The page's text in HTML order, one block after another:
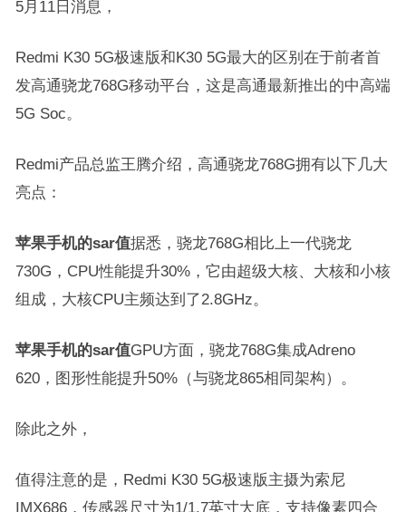
5月11日消息，
Redmi K30 5G极速版和K30 5G最大的区别在于前者首
发高通骁龙768G移动平台，这是高通最新推出的中高端
5G Soc。
Redmi产品总监王腾介绍，高通骁龙768G拥有以下几大
亮点：
苹果手机的sar值据悉，骁龙768G相比上一代骁龙
730G，CPU性能提升30%，它由超级大核、大核和小核
组成，大核CPU主频达到了2.8GHz。
苹果手机的sar值GPU方面，骁龙768G集成Adreno
620，图形性能提升50%（与骁龙865相同架构）。
除此之外，
值得注意的是，Redmi K30 5G极速版主摄为索尼
IMX686，传感器尺寸为1/1.7英寸大底，支持像素四合